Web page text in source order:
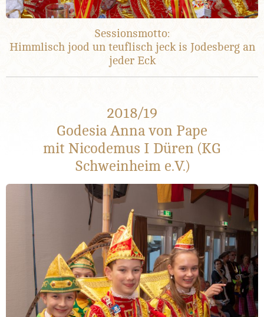
Sessionsmotto:
Himmlisch jood un teuflisch jeck is Jodesberg an
jeder Eck
2018/19
Godesia Anna von Pape
mit Nicodemus I Düren (KG
Schweinheim e.V.)